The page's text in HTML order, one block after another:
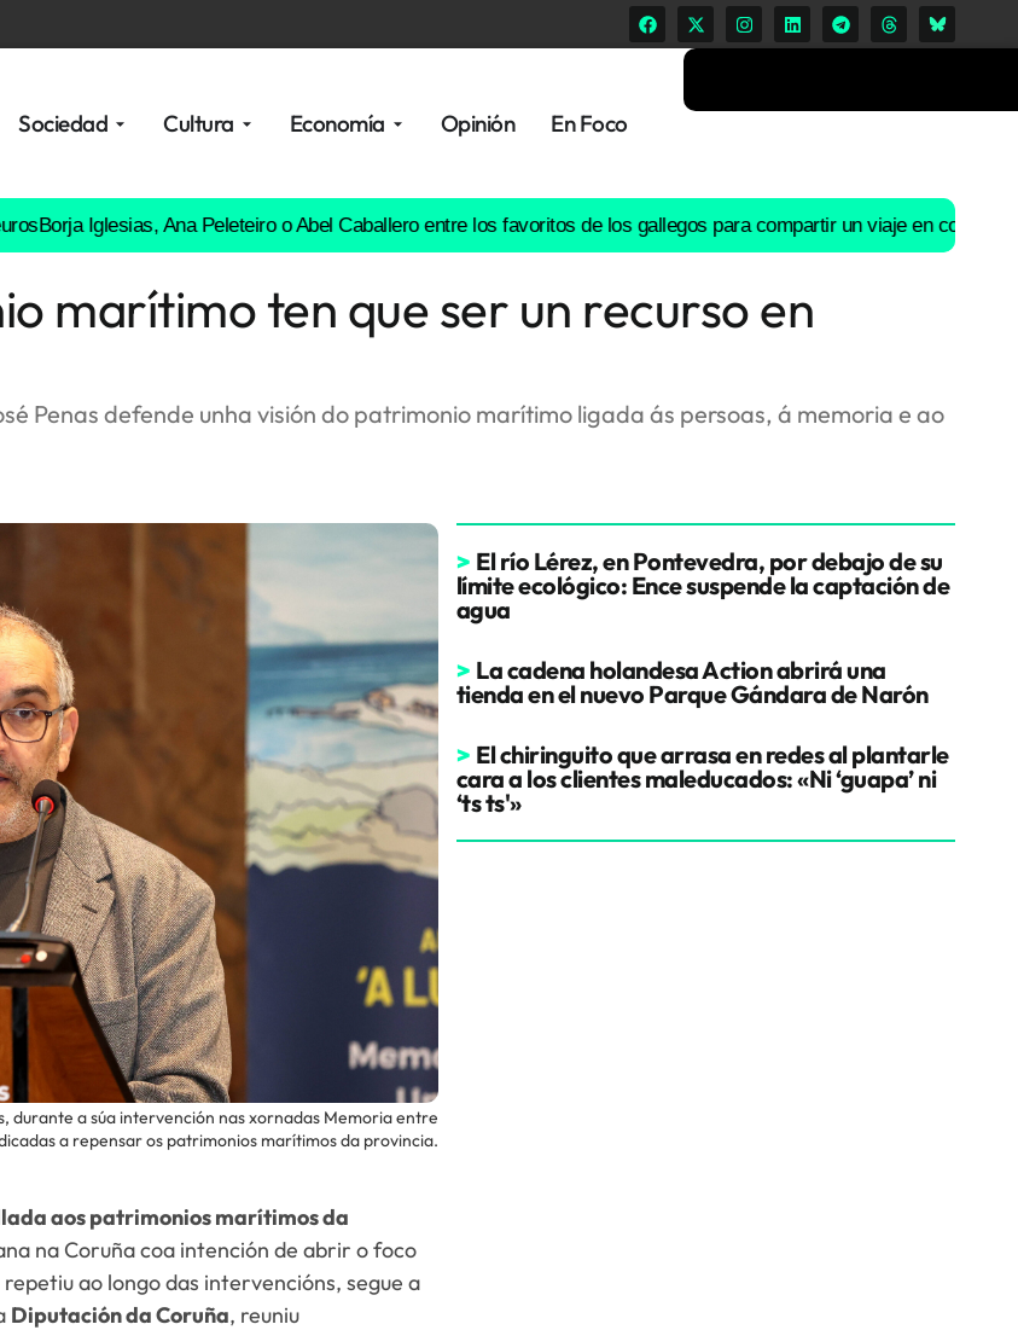
Sociedad Cultura Economía Opinión En Foco
Iglesias, Ana Peleteiro o Abel Caballero entre los favoritos de los gallegos para compartir un viaje en coche El río
marítimo ten que ser un recurso en
Penas defende unha visión do patrimonio marítimo ligada ás persoas, á memoria e ao
durante a súa intervención nas xornadas Memoria entre
a repensar os patrimonios marítimos da provincia.
aos patrimonios marítimos da
na Coruña coa intención de abrir o foco
ao longo das intervencións, segue a
Diputación da Coruña, reuniu
> El río Lérez, en Pontevedra, por debajo de su
límite ecológico: Ence suspende la captación de
agua
> La cadena holandesa Action abrirá una
tienda en el nuevo Parque Gándara de Narón
> El chiringuito que arrasa en redes al plantarle
cara a los clientes maleducados: «Ni ‘guapa’ ni
‘ts ts'»